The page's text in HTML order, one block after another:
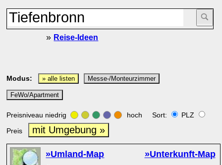
» Reise-Ideen
Modus: » alle listen Messe-/Monteurzimmer
FeWo/Apartment
Preisniveau niedrig hoch Sort:
PLZ
Preis
mit Umgebung »
»Umland-Map »Unterkunft-Map